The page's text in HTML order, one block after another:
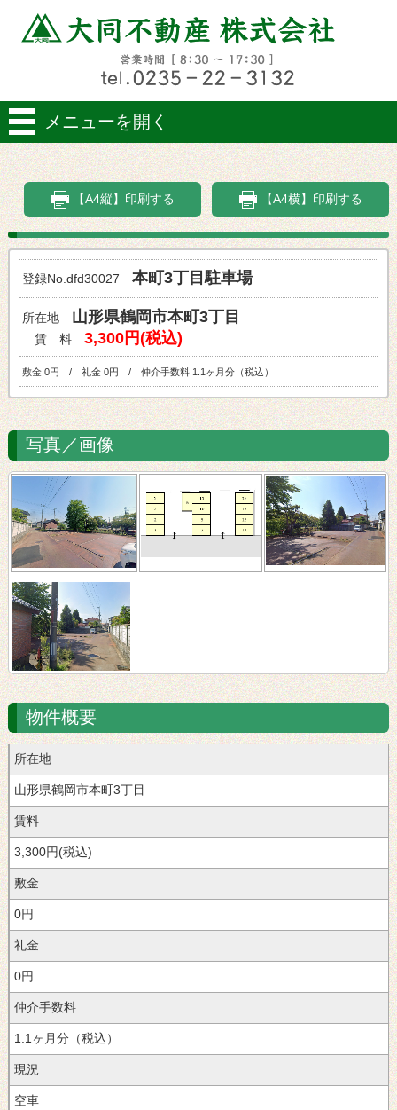
メニューを開く
【A4横】印刷する
【A4縦】印刷する
登録No.dfd30027 本町3丁目駐車場
所在地 山形県鶴岡市本町3丁目
賃 料 3,300円(税込)
敷金 0円 / 礼金 0円 / 仲介手数料 1.1ヶ月分（税込）
写真／画像
物件概要
所在地
山形県鶴岡市本町3丁目
賃料
3,300円(税込)
敷金
0円
礼金
0円
仲介手数料
1.1ヶ月分（税込）
現況
空車